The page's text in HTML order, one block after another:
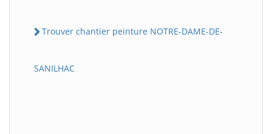
Trouver chantier peinture NOTRE-DAME-DE-
SANILHAC